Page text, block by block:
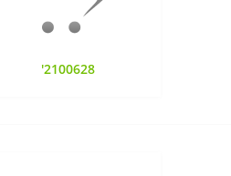
'2100628